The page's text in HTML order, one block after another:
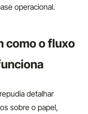
operacional.
como o fluxo
detalhar
sobre o papel,